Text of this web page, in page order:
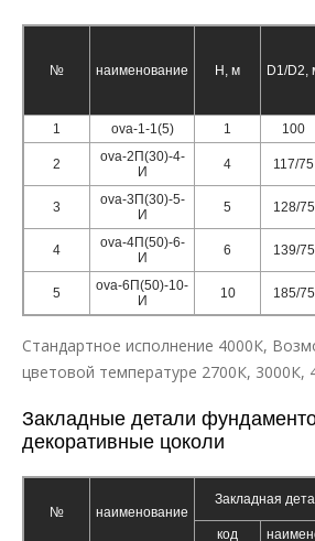
№ наименование Н, м D1/D2,
1 ova-1-1(5) 1 100
2
ova-2П(30)-4-
И
4 117/75
3
ova-3П(30)-5-
И
5 128/75
4
ova-4П(50)-6-
И
6 139/75
5
ova-6П(50)-10-
И
10 185/75
Стандартное исполнение 4000К,
цветовой температуре 2700К, 3000К,
Закладные детали
декоративные цоколи
№ наименование
Закладная
код